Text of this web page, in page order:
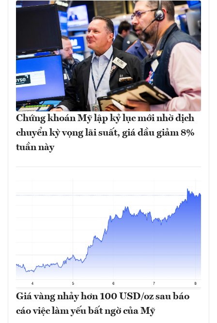
Chứng khoán Mỹ lập kỷ lục mới nhờ dịch
chuyển kỳ vọng lãi suất, giá dầu giảm 8%
tuần này
Giá vàng nhảy hơn 100 USD/oz sau báo
cáo việc làm yếu bất ngờ của Mỹ